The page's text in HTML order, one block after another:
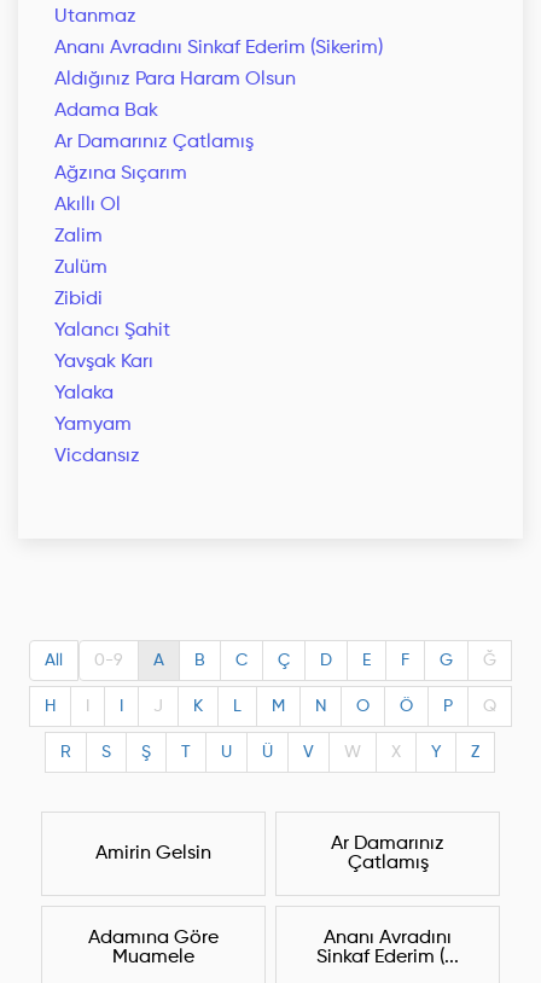
Utanmaz
Ananı Avradını Sinkaf Ederim (Sikerim)
Aldığınız Para Haram Olsun
Adama Bak
Ar Damarınız Çatlamış
Ağzına Sıçarım
Akıllı Ol
Zalim
Zulüm
Zibidi
Yalancı Şahit
Yavşak Karı
Yalaka
Yamyam
Vicdansız
All 0-9 A B C Ç D E F G Ğ
H J K L M N O Ö P Q
R S Ş U Ü V W X Y Z
Amirin Gelsin
Ar Damarınız
Çatlamış
Adamına Göre
Muamele
Ananı Avradını
Sinkaf Ederim (...